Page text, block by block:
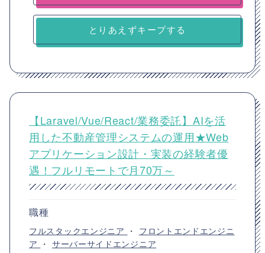
とりあえずキープする
【Laravel/Vue/React/業務委託】AIを活
用した不動産管理システムの運用★Web
アプリケーション設計・実装の経験者優
遇！フルリモートで月70万～
職種
フルスタックエンジニア ・ フロントエンドエンジニ
ア ・ サーバーサイドエンジニア